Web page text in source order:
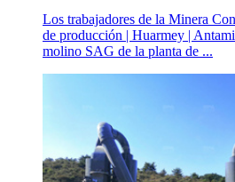
Los trabajadores de la Minera
de producción | Huarmey |
molino SAG de la planta de ...